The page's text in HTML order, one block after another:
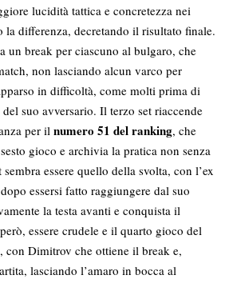
lucidità tattica e concretezza nei
differenza, decretando il risultato finale.
un break per ciascuno al bulgaro, che
non lasciando alcun varco per
in difficoltà, come molti prima di
suo avversario. Il terzo set riaccende
per il numero 51 del ranking, che
gioco e archivia la pratica non senza
essere quello della svolta, con l’ex
essersi fatto raggiungere dal suo
la testa avanti e conquista il
essere crudele e il quarto gioco del
con Dimitrov che ottiene il break e,
lasciando l’amaro in bocca al